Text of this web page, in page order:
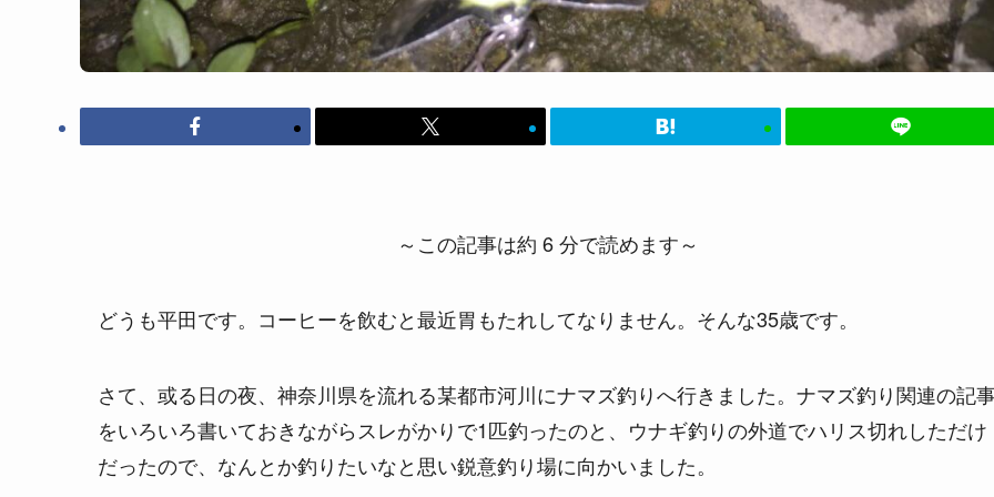
～この記事は約 6 分で読めます～
どうも平田です。コーヒーを飲むと最近胃もたれしてなりません。そんな35歳です。
さて、或る日の夜、神奈川県を流れる某都市河川にナマズ釣りへ行きました。ナマズ釣り関連の記
をいろいろ書いておきながらスレがかりで1匹釣ったのと、ウナギ釣りの外道でハリス切れしただけ
だったので、なんとか釣りたいなと思い鋭意釣り場に向かいました。